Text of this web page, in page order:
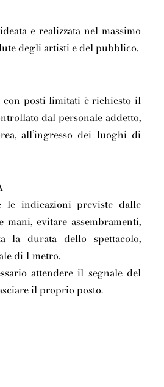
e realizzata nel massimo
degli artisti e del pubblico.
con posti limitati è richiesto il
dal personale addetto,
all’ingresso dei luoghi di
indicazioni previste dalle
evitare assembramenti,
la durata dello spettacolo,
di 1 metro.
attendere il segnale del
il proprio posto.